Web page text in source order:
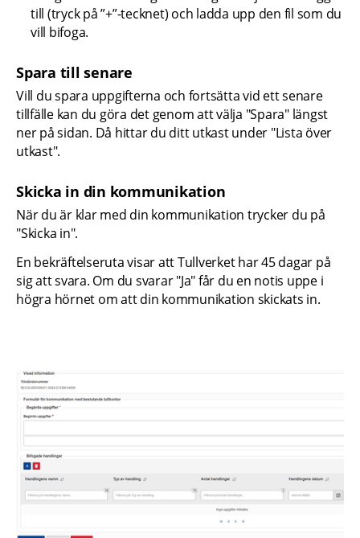
till (tryck på ”+”-tecknet) och ladda upp den fil som du
vill bifoga.
Spara till senare
Vill du spara uppgifterna och fortsätta vid ett senare
tillfälle kan du göra det genom att välja "Spara" längst
ner på sidan. Då hittar du ditt utkast under "Lista över
utkast".
Skicka in din kommunikation
När du är klar med din kommunikation trycker du på
"Skicka in".
En bekräftelseruta visar att Tullverket har 45 dagar på
sig att svara. Om du svarar "Ja" får du en notis uppe i
högra hörnet om att din kommunikation skickats in.